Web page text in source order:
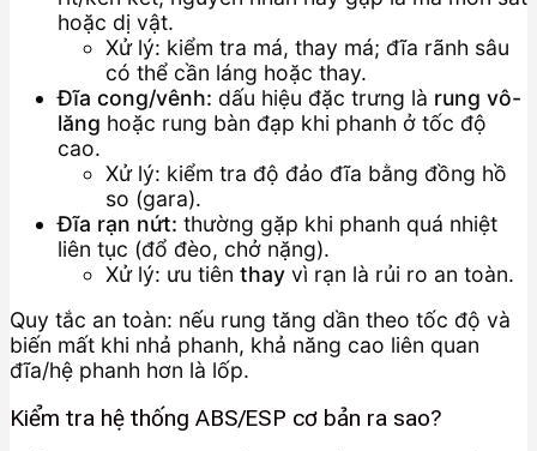
hoặc dị vật.
Xử lý: kiểm tra má, thay má; đĩa rãnh sâu
có thể cần láng hoặc thay.
Đĩa cong/vênh: dấu hiệu đặc trưng là rung vô-
lăng hoặc rung bàn đạp khi phanh ở tốc độ
cao.
Xử lý: kiểm tra độ đảo đĩa bằng đồng hồ
so (gara).
Đĩa rạn nứt: thường gặp khi phanh quá nhiệt
liên tục (đổ đèo, chở nặng).
Xử lý: ưu tiên thay vì rạn là rủi ro an toàn.
Quy tắc an toàn: nếu rung tăng dần theo tốc độ và
biến mất khi nhả phanh, khả năng cao liên quan
đĩa/hệ phanh hơn là lốp.
Kiểm tra hệ thống ABS/ESP cơ bản ra sao?